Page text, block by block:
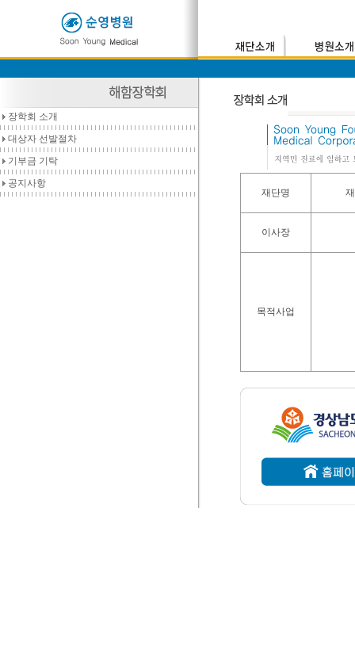
장학회 소개
대상자 선발절차
기부금 기탁
공지사항
재단명
이사장
목적사업